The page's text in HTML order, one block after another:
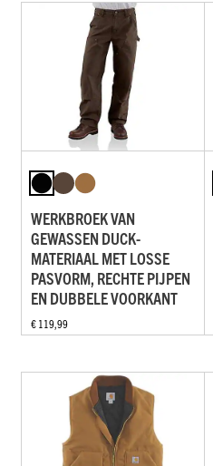
WERKBROEK VAN
GEWASSEN DUCK-
MATERIAAL MET LOSSE
PASVORM, RECHTE PIJPEN
EN DUBBELE VOORKANT
€ 119,99